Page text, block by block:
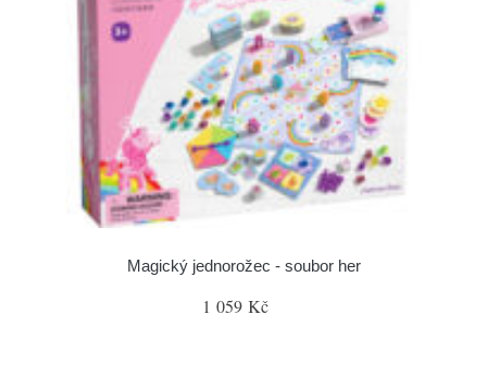
Magický jednorožec - soubor her
1 059 Kč